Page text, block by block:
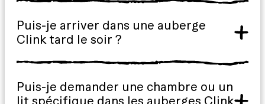
Puis-je arriver dans une auberge
Clink tard le soir ?
Puis-je demander une chambre ou un
lit spécifique dans les auberges Clink